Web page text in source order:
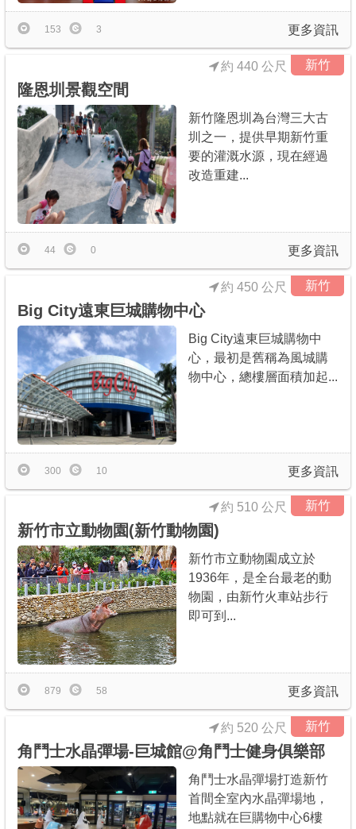
更多資訊
153 3
新竹
約 440 公尺
隆恩圳景觀空間
新竹隆恩圳為台灣三大古
圳之一，提供早期新竹重
要的灌溉水源，現在經過
改造重建...
更多資訊
44 0
新竹
約 450 公尺
Big City遠東巨城購物中心
Big City遠東巨城購物中
心，最初是舊稱為風城購
物中心，總樓層面積加起...
更多資訊
300 10
新竹
約 510 公尺
新竹市立動物園(新竹動物園)
新竹市立動物園成立於
1936年，是全台最老的動
物園，由新竹火車站步行
即可到...
更多資訊
879 58
新竹
約 520 公尺
角鬥士水晶彈場-巨城館@角鬥士健身俱樂部
角鬥士水晶彈場打造新竹
首間全室內水晶彈場地，
地點就在巨購物中心6樓